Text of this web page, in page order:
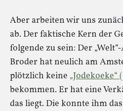
Aber arbeiten wir uns
ab. Der faktische Kern der
folgende zu sein: Der
Broder hat neulich am
plötzlich keine „Jodekoeke“
bekommen. Er hat eine
das liegt. Die konnte ihm